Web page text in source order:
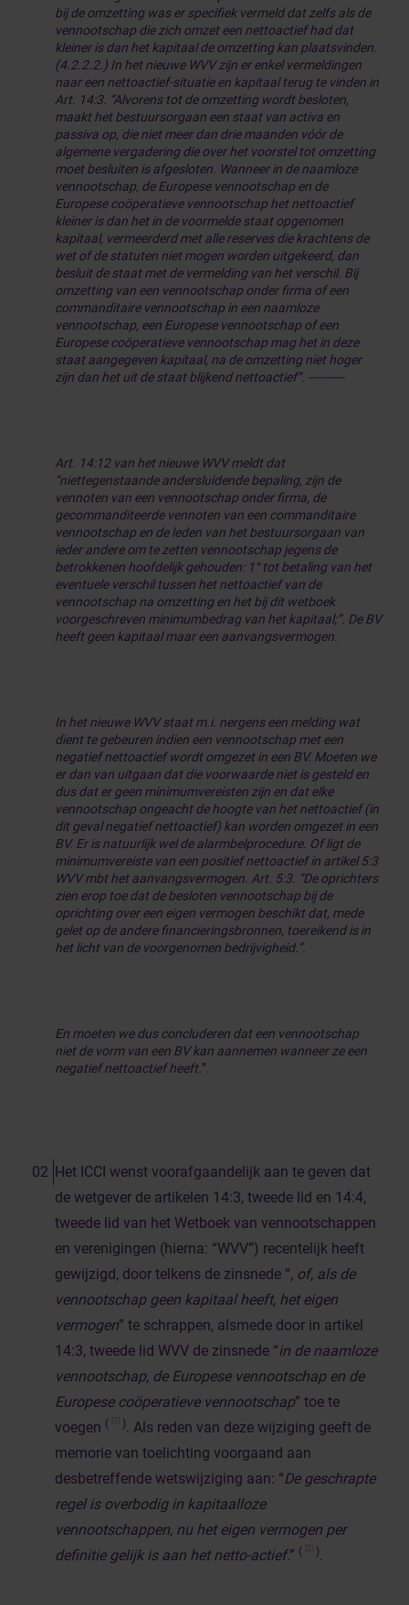
bij de omzetting was er specifiek vermeld dat zelfs als de
vennootschap die zich omzet een nettoactief had dat
kleiner is dan het kapitaal de omzetting kan plaatsvinden.
(4.2.2.2.) In het nieuwe WVV zijn er enkel vermeldingen
naar een nettoactief-situatie en kapitaal terug te vinden in
Art. 14:3. “Alvorens tot de omzetting wordt besloten,
maakt het bestuursorgaan een staat van activa en
passiva op, die niet meer dan drie maanden vóór de
algemene vergadering die over het voorstel tot omzetting
moet besluiten is afgesloten. Wanneer in de naamloze
vennootschap, de Europese vennootschap en de
Europese coöperatieve vennootschap het nettoactief
kleiner is dan het in de voormelde staat opgenomen
kapitaal, vermeerderd met alle reserves die krachtens de
wet of de statuten niet mogen worden uitgekeerd, dan
besluit de staat met de vermelding van het verschil. Bij
omzetting van een vennootschap onder firma of een
commanditaire vennootschap in een naamloze
vennootschap, een Europese vennootschap of een
Europese coöperatieve vennootschap mag het in deze
staat aangegeven kapitaal, na de omzetting niet hoger
zijn dan het uit de staat blijkend nettoactief”. ----------
Art. 14:12 van het nieuwe WVV meldt dat
“niettegenstaande andersluidende bepaling, zijn de
vennoten van een vennootschap onder firma, de
gecommanditeerde vennoten van een commanditaire
vennootschap en de leden van het bestuursorgaan van
ieder andere om te zetten vennootschap jegens de
betrokkenen hoofdelijk gehouden: 1° tot betaling van het
eventuele verschil tussen het nettoactief van de
vennootschap na omzetting en het bij dit wetboek
voorgeschreven minimumbedrag van het kapitaal;”. De BV
heeft geen kapitaal maar een aanvangsvermogen.
In het nieuwe WVV staat m.i. nergens een melding wat
dient te gebeuren indien een vennootschap met een
negatief nettoactief wordt omgezet in een BV. Moeten we
er dan van uitgaan dat die voorwaarde niet is gesteld en
dus dat er geen minimumvereisten zijn en dat elke
vennootschap ongeacht de hoogte van het nettoactief (in
dit geval negatief nettoactief) kan worden omgezet in een
BV. Er is natuurlijk wel de alarmbelprocedure. Of ligt de
minimumvereiste van een positief nettoactief in artikel 5:3
WVV mbt het aanvangsvermogen. Art. 5:3. “De oprichters
zien erop toe dat de besloten vennootschap bij de
oprichting over een eigen vermogen beschikt dat, mede
gelet op de andere financieringsbronnen, toereikend is in
het licht van de voorgenomen bedrijvigheid.”.
En moeten we dus concluderen dat een vennootschap
niet de vorm van een BV kan aannemen wanneer ze een
negatief nettoactief heeft. ”.
Het ICCI wenst voorafgaandelijk aan te geven dat
de wetgever de artikelen 14:3, tweede lid en 14:4,
tweede lid van het Wetboek van vennootschappen
en verenigingen (hierna: “WVV”) recentelijk heeft
gewijzigd, door telkens de zinsnede “, of, als de
vennootschap geen kapitaal heeft, het eigen
vermogen” te schrappen, alsmede door in artikel
14:3, tweede lid WVV de zinsnede “in de naamloze
vennootschap, de Europese vennootschap en de
Europese coöperatieve vennootschap” toe te
voegen ( ). Als reden van deze wijziging geeft de
memorie van toelichting voorgaand aan
desbetreffende wetswijziging aan: “De geschrapte
regel is overbodig in kapitaalloze
vennootschappen, nu het eigen vermogen per
definitie gelijk is aan het netto-actief.” ( [2] ).